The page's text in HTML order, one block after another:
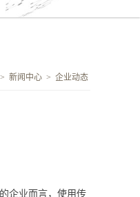
> 新闻中心 > 企业动态
企业而言，使用传